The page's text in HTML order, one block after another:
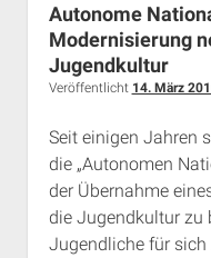
Autonome
Modernisierung
Jugendkultur
Veröffentlicht 14. März
Seit einigen Jahren
die „Autonomen
der Übernahme
die Jugendkultur zu
Jugendliche für sich